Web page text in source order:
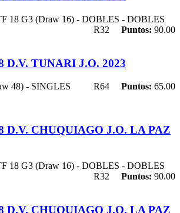
18 G3 (Draw 16) - DOBLES - DOBLES
R32
Puntos: 90.00
D.V. TUNARI J.O. 2023
48) - SINGLES R64 Puntos: 65.00
D.V. CHUQUIAGO J.O. LA PAZ
18 G3 (Draw 16) - DOBLES - DOBLES
R32
Puntos: 90.00
D.V. CHUQUIAGO J.O. LA PAZ